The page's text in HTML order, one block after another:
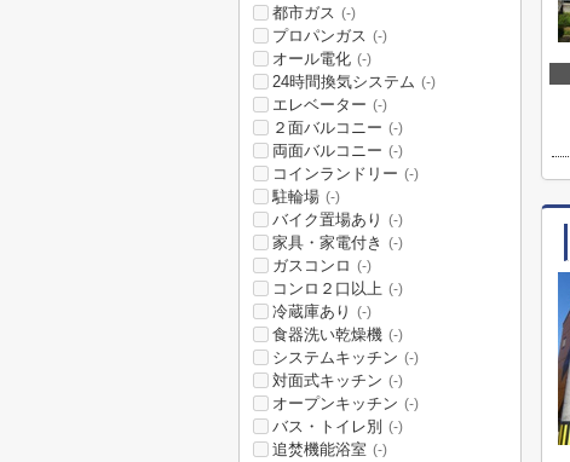
都市ガス (-)
プロパンガス (-)
オール電化 (-)
24時間換気システム (-)
エレベーター (-)
２面バルコニー (-)
両面バルコニー (-)
コインランドリー (-)
駐輪場 (-)
バイク置場あり (-)
家具・家電付き (-)
ガスコンロ (-)
コンロ２口以上 (-)
冷蔵庫あり (-)
食器洗い乾燥機 (-)
システムキッチン (-)
対面式キッチン (-)
オープンキッチン (-)
バス・トイレ別 (-)
追焚機能浴室 (-)